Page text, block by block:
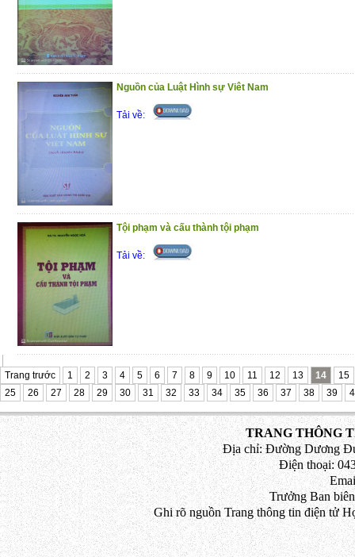
Nguồn của Luật Hình sự Viêt Nam
Tải về:
Tội phạm và cấu thành tội phạm
Tải về:
Trang trước 1 2 3 4 5 6 7 8 9 10 11 12 13 14
15
25
26 27 28 29 30 31 32 33 34 35 36 37 38 39
TRANG THÔNG
Địa chỉ: Đường Dương
Điện thoại:
Trưởng Ban
Ghi rõ nguồn Trang thông tin điện tử